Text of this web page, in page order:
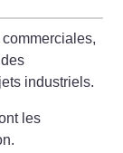
industriels.
les